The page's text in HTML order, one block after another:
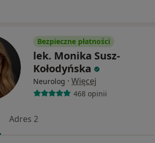
Bezpieczne płatności
lek. Monika Susz-
Kołodyńska
Neurolog · Więcej
468 opinii
Adres 2